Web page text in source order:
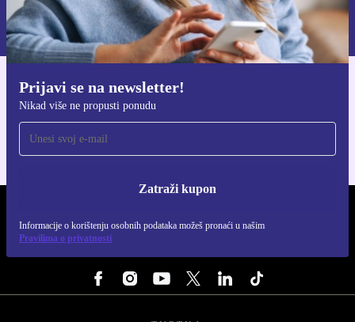
Prijavi se na newsletter!
Nikad više ne propusti ponudu
Zatraži kupon
Informacije o korištenju osobnih podataka možeš pronaći u našim
Pravilima o privatnosti
Informacije o korištenju osobnih podataka možeš pronaći u našim
Pravilima privatnosti.
Preuzmi refurbed aplikaciju
Za iOS i Android